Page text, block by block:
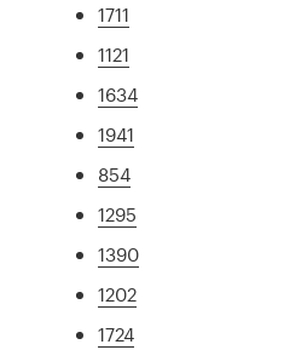
1711
1121
1634
1941
854
1295
1390
1202
1724